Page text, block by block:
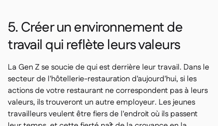
5. Créer un environnement de
travail qui reflète leurs valeurs
La Gen Z se soucie de qui est derrière leur travail. Dans le
secteur de l'hôtellerie-restauration d'aujourd'hui, si les
actions de votre restaurant ne correspondent pas à leurs
valeurs, ils trouveront un autre employeur. Les jeunes
travailleurs veulent être fiers de l'endroit où ils passent